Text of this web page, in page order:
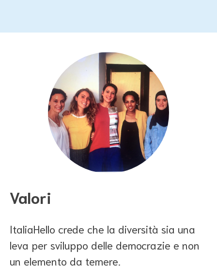
Valori
ItaliaHello crede che la diversità sia una
leva per sviluppo delle democrazie e non
un elemento da temere.